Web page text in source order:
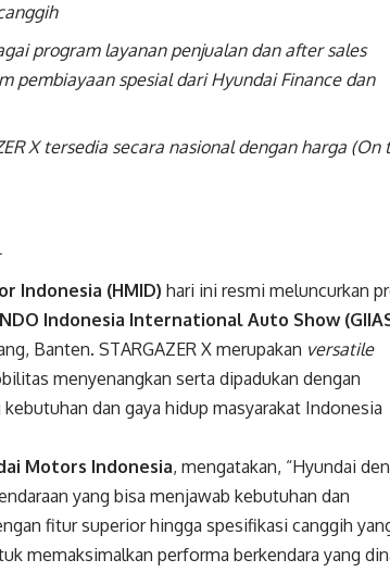
program layanan penjualan dan after sales
pembiayaan spesial dari Hyundai Finance dan
X tersedia secara nasional dengan harga (On
Indonesia (HMID) hari ini resmi meluncurkan
Indonesia International Auto Show
Banten. STARGAZER X merupakan versatile
menyenangkan serta dipadukan dengan
dan gaya hidup masyarakat Indonesia
Motors Indonesia, mengatakan, “Hyundai
yang bisa menjawab kebutuhan dan
fitur superior hingga spesifikasi canggih
memaksimalkan performa berkendara yang